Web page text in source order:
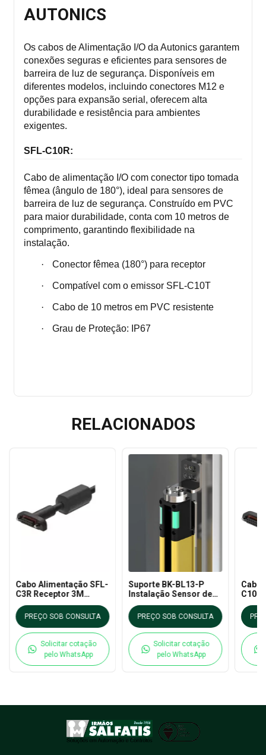
AUTONICS
Os cabos de Alimentação I/O da Autonics garantem
conexões seguras e eficientes para sensores de
barreira de luz de segurança. Disponíveis em
diferentes modelos, incluindo conectores M12 e
opções para expansão serial, oferecem alta
durabilidade e resistência para ambientes
exigentes.
SFL-C10R:
Cabo de alimentação I/O com conector tipo tomada
fêmea (ângulo de 180°), ideal para sensores de
barreira de luz de segurança. Construído em PVC
para maior durabilidade, conta com 10 metros de
comprimento, garantindo flexibilidade na
instalação.
· Conector fêmea (180°) para receptor
· Compatível com o emissor SFL-C10T
· Cabo de 10 metros em PVC resistente
· Grau de Proteção: IP67
RELACIONADOS
Cabo Alimentação SFL-
C3R Receptor 3M
Cortina de Luz NR12
AUTONICS
PREÇO SOB CONSULTA
Solicitar cotação
pelo WhatsApp
Suporte BK-BL13-P
Instalação Sensor de
Cortinas de Luz SFL
NR12 AUTONICS
PREÇO SOB CONSULTA
Solicitar cotação
pelo WhatsApp
Cabo
C10T